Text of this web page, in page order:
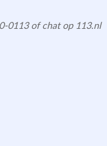
0113 of chat op 113.nl